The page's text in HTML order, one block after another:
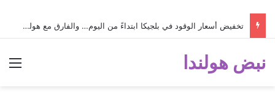
تخفيض أسعار الوقود في بلجيكا ابتداءً من اليوم… والفارق مع هولندا أصبح كبيراً جداً!
نبض هولندا